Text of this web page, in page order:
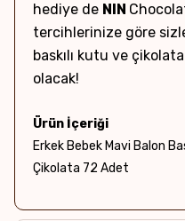
hediye de NIN
tercihlerinize göre
baskılı kutu ve
olacak!
Ürün İçeriği
Erkek Bebek Mavi Balon
Çikolata 72 Adet
Net Ağırlık & Adet